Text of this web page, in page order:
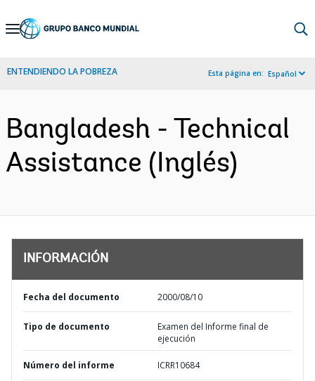
Skip
Navigation
ENTENDIENDO LA POBREZA Esta página en: Español
Bangladesh - Technical
Assistance (Inglés)
INFORMACIÓN
Fecha del documento 2000/08/10
Tipo de documento
Examen del Informe final de
ejecución
Número del informe ICRR10684